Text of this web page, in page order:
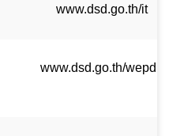
www.dsd.go.th/it
www.dsd.go.th/wepdp